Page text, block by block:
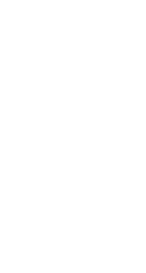
los procesos de
permiten analizar las
gran escala y en
datos valiosos sobre el
En lugar de depender
subjetivas, las
información de la IA
programas de
Esto permite a los
rápidamente las